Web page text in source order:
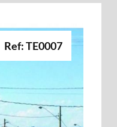
Ref: TE0007